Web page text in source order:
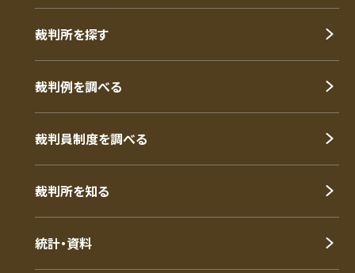
裁判所を探す
裁判例を調べる
裁判員制度を調べる
裁判所を知る
統計・資料